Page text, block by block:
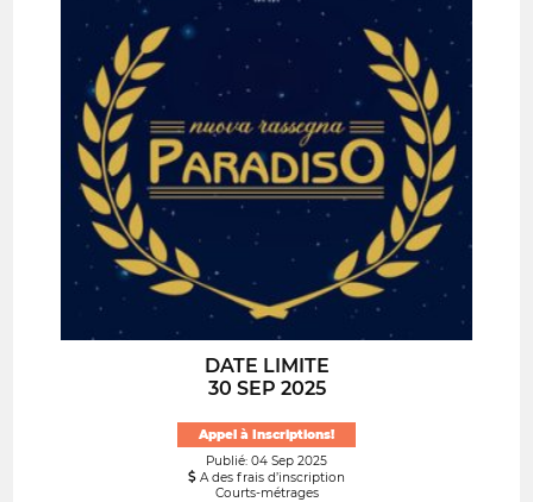
DATE LIMITE
30 SEP 2025
Appel à Inscriptions!
Publié: 04 Sep 2025
A des frais d’inscription
Courts-métrages